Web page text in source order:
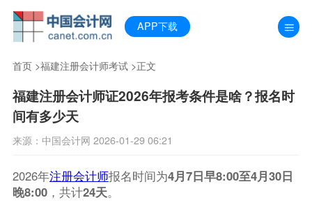
APP下载
首页>福建注册会计师考试>正文
福建注册会计师证2026年报考条件是啥？报名时
间有多少天
来源：中国会计网 2026-01-29 06:21
2026年注册会计师报名时间为4月7日早8:00至4月30日
晚8:00，共计24天。